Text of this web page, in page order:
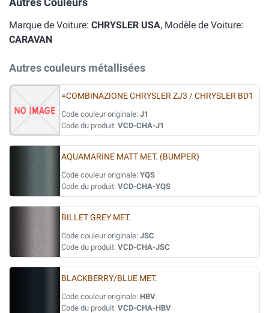
Marque de Voiture: CHRYSLER USA, Modèle de Voiture:
CARAVAN
Autres couleurs métallisées
=COMBINAZIONE CHRYSLER ZJ3 / CHRYSLER BD1
Code couleur originale: J1
Code du produit: VCD-CHA-J1
AQUAMARINE MATT MET. (BUMPER)
Code couleur originale: YQS
Code du produit: VCD-CHA-YQS
BILLET GREY MET.
Code couleur originale: JSC
Code du produit: VCD-CHA-JSC
BLACKBERRY/BLUE MET.
Code couleur originale: HBV
Code du produit: VCD-CHA-HBV